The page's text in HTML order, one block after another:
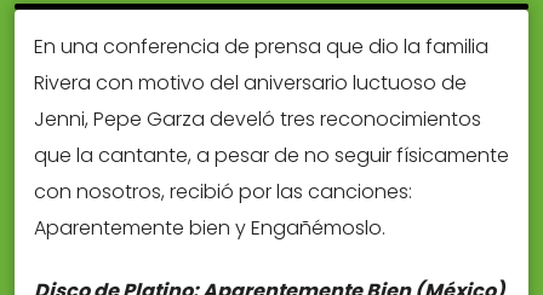
En una conferencia de prensa que dio la familia
Rivera con motivo del aniversario luctuoso de
Jenni, Pepe Garza develó tres reconocimientos
que la cantante, a pesar de no seguir físicamente
con nosotros, recibió por las canciones:
Aparentemente bien y Engañémoslo.